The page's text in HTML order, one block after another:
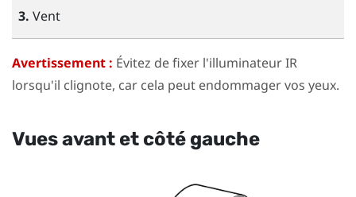
3. Vent
Avertissement : Évitez de fixer l'illuminateur IR
lorsqu'il clignote, car cela peut endommager vos yeux.
Vues avant et côté gauche